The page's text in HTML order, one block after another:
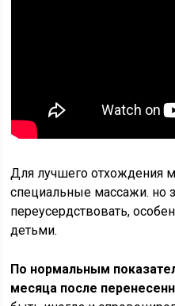
Для лучшего отхождения
специальные массажи. но
переусердствовать,
детьми.
По нормальным
месяца после